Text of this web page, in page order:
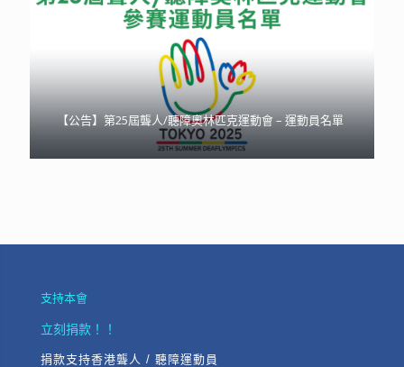
【公告】第25屆聾人/聽障奧林匹克運動會 – 運動員名單
支持本會
立刻捐款！！
捐款支持香港聾人 / 聽障運動員